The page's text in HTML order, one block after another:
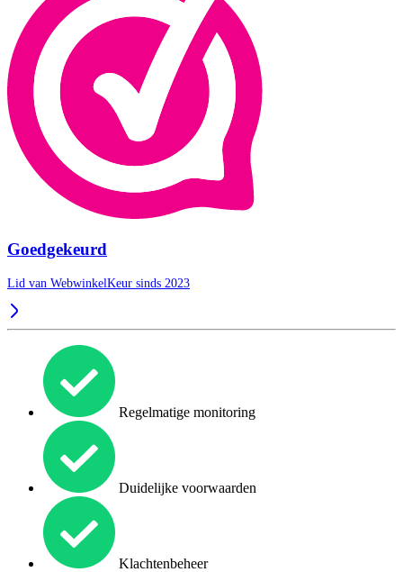
Goedgekeurd
Lid van WebwinkelKeur sinds 2023
Regelmatige monitoring
Duidelijke voorwaarden
Klachtenbeheer